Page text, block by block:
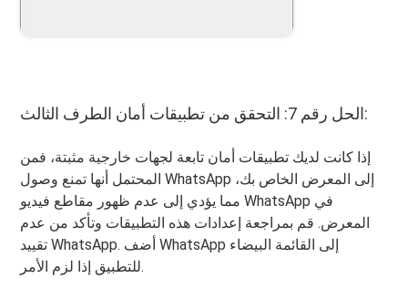
الحل رقم 7: التحقق من تطبيقات أمان الطرف الثالث:
إذا كانت لديك تطبيقات أمان تابعة لجهات خارجية مثبتة، فمن
المحتمل أنها تمنع وصول WhatsApp إلى المعرض الخاص بك،
مما يؤدي إلى عدم ظهور مقاطع فيديو WhatsApp في
المعرض. قم بمراجعة إعدادات هذه التطبيقات وتأكد من عدم
تقييد WhatsApp. أضف WhatsApp إلى القائمة البيضاء
للتطبيق إذا لزم الأمر.